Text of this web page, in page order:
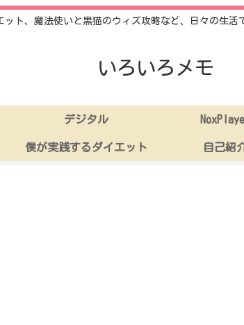
ット、魔法使いと黒猫のウィズ攻略など、日々の生活
いろいろメモ
デジタル
僕が実践するダイエット 自己紹